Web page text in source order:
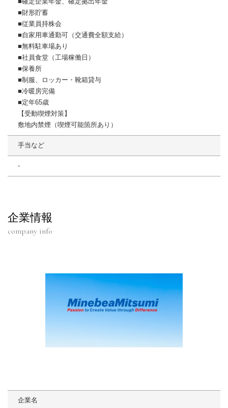
■財形貯蓄
■従業員持株会
■自家用車通勤可（交通費全額支給）
■無料駐車場あり
■社員食堂（工場稼働日）
■保養所
■制服、ロッカー・靴箱貸与
■冷暖房完備
■定年65歳
【受動喫煙対策】
敷地内禁煙（喫煙可能箇所あり）
手当など
‐
企業情報
company info
企業名